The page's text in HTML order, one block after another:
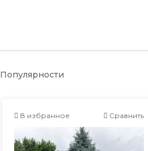
Популярности
В избранное Сравнить